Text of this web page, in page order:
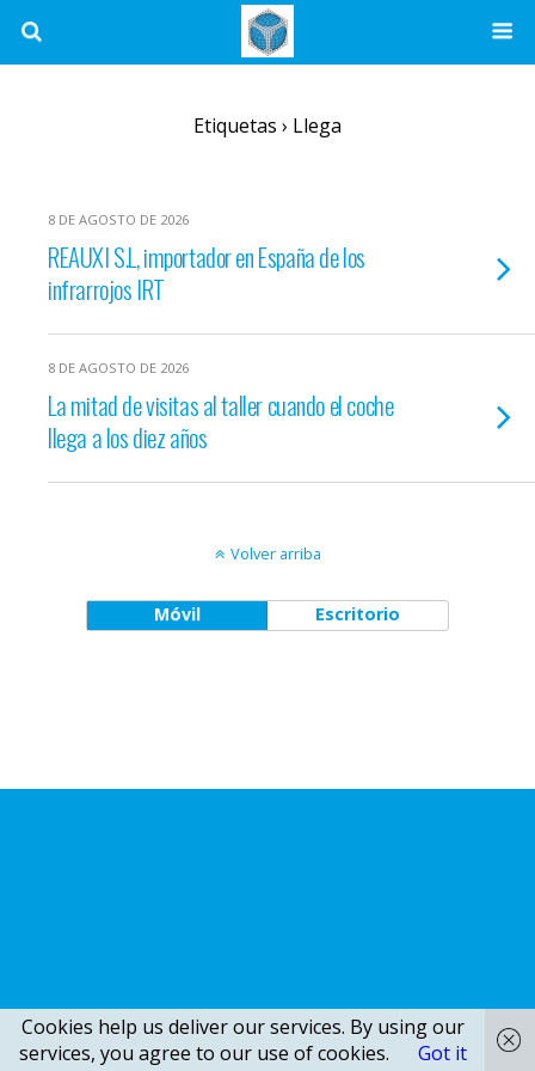
Etiquetas › Llega
8 DE AGOSTO DE 2026
REAUXI S.L, importador en España de los
infrarrojos IRT
8 DE AGOSTO DE 2026
La mitad de visitas al taller cuando el coche
llega a los diez años
Volver arriba
Móvil Escritorio
Cookies help us deliver our services. By using our
services, you agree to our use of cookies.
Got it